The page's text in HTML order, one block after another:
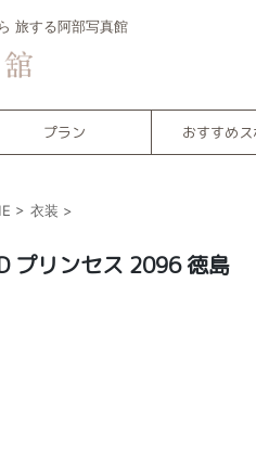
旅する阿部写真館
プラン おすすめス
> 衣装 >
プリンセス 2096 徳島